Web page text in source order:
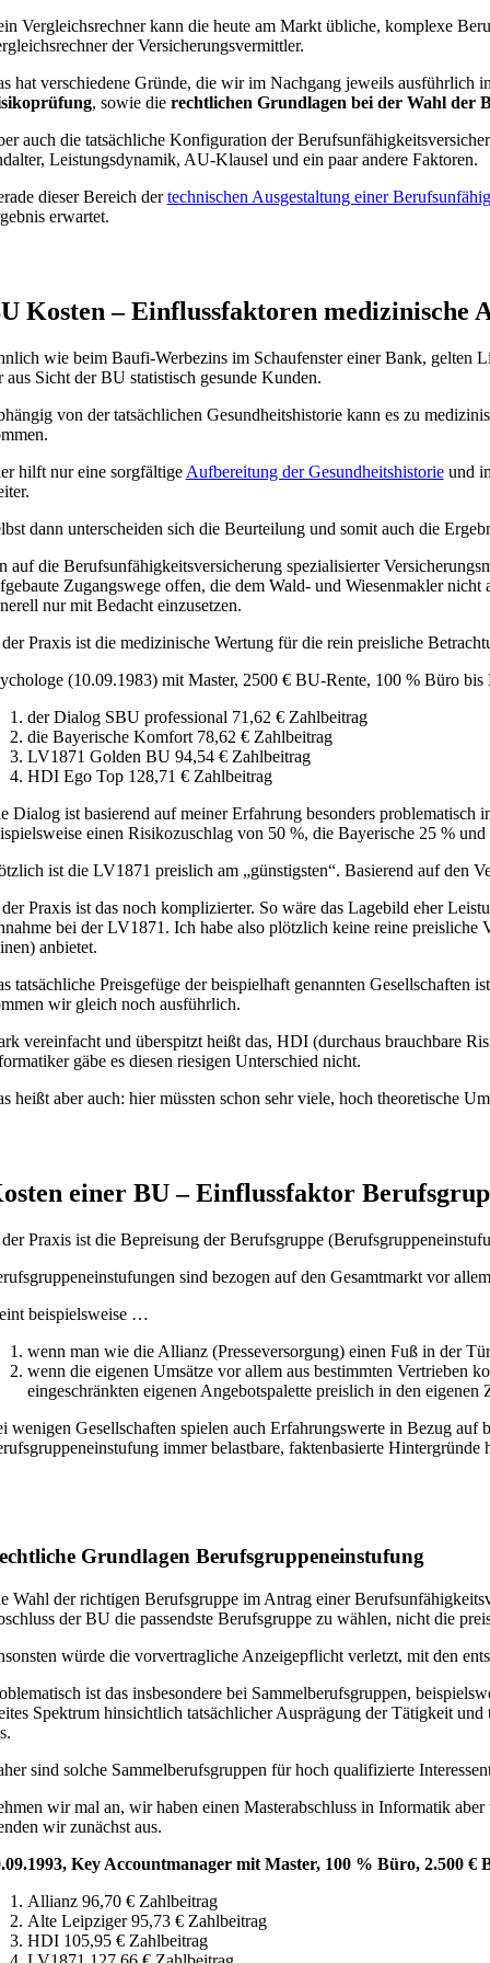
Vergleichsrechner kann die heute am Markt übliche, komplexe
der Versicherungsvermittler.
hat verschiedene Gründe, die wir im Nachgang jeweils ausführlich
, sowie die rechtlichen Grundlagen bei der Wahl der
auch die tatsächliche Konfiguration der
Leistungsdynamik, AU-Klausel und ein paar andere Faktoren.
dieser Bereich dertechnischen Ausgestaltung einer
erwartet.
Kosten – Einflussfaktoren medizinische
wie beim Baufi-Werbezins im Schaufenster einer Bank, gelten
aus Sicht der BU statistisch gesunde Kunden.
von der tatsächlichen Gesundheitshistorie kann es zu
hilft nur eine sorgfältige Aufbereitung der Gesundheitshistorieund
dann unterscheiden sich die Beurteilung und somit auch die
auf die Berufsunfähigkeitsversicherung spezialisierter
Zugangswege offen, die dem Wald- und Wiesenmakler nicht
nur mit Bedacht einzusetzen.
Praxis ist die medizinische Wertung für die rein preisliche
(10.09.1983) mit Master, 2500 € BU-Rente, 100 % Büro
der Dialog SBU professional 71,62 € Zahlbeitrag
die Bayerische Komfort 78,62 € Zahlbeitrag
LV1871 Golden BU 94,54 € Zahlbeitrag
HDI Ego Top 128,71 € Zahlbeitrag
Dialog ist basierend auf meiner Erfahrung besonders
einen Risikozuschlag von 50 %, die Bayerische 25 %
ist die LV1871 preislich am „günstigsten“. Basierend auf den
Praxis ist das noch komplizierter. So wäre das Lagebild eher
bei der LV1871. Ich habe also plötzlich keine reine preisliche
anbietet.
tatsächliche Preisgefüge der beispielhaft genannten
wir gleich noch ausführlich.
vereinfacht und überspitzt heißt das, HDI (durchaus brauchbare
gäbe es diesen riesigen Unterschied nicht.
heißt aber auch: hier müssten schon sehr viele, hoch theoretische
einer BU – Einflussfaktor
Praxis ist die Bepreisung der Berufsgruppe
sind bezogen auf den Gesamtmarkt vor
beispielsweise …
wenn man wie die Allianz (Presseversorgung) einen Fuß in der
wenn die eigenen Umsätze vor allem aus bestimmten Vertrieben
eingeschränkten eigenen Angebotspalette preislich in den eigenen
wenigen Gesellschaften spielen auch Erfahrungswerte in Bezug
immer belastbare, faktenbasierte
Grundlagen Berufsgruppeneinstufung
Wahl der richtigen Berufsgruppe im Antrag einer
der BU die passendste Berufsgruppe zu wählen, nicht die
würde die vorvertragliche Anzeigepflicht verletzt, mit den
ist das insbesondere bei Sammelberufsgruppen,
Spektrum hinsichtlich tatsächlicher Ausprägung der Tätigkeit
sind solche Sammelberufsgruppen für hoch qualifizierte
wir mal an, wir haben einen Masterabschluss in Informatik
wir zunächst aus.
Key Accountmanager mit Master, 100 % Büro, 2.500 €
Allianz 96,70 € Zahlbeitrag
Alte Leipziger 95,73 € Zahlbeitrag
HDI 105,95 € Zahlbeitrag